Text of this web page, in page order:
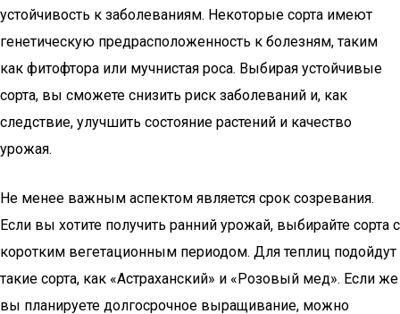
устойчивость к заболеваниям. Некоторые сорта имеют
генетическую предрасположенность к болезням, таким
как фитофтора или мучнистая роса. Выбирая устойчивые
сорта, вы сможете снизить риск заболеваний и, как
следствие, улучшить состояние растений и качество
урожая.
Не менее важным аспектом является срок созревания.
Если вы хотите получить ранний урожай, выбирайте сорта с
коротким вегетационным периодом. Для теплиц подойдут
такие сорта, как «Астраханский» и «Розовый мед». Если же
вы планируете долгосрочное выращивание, можно